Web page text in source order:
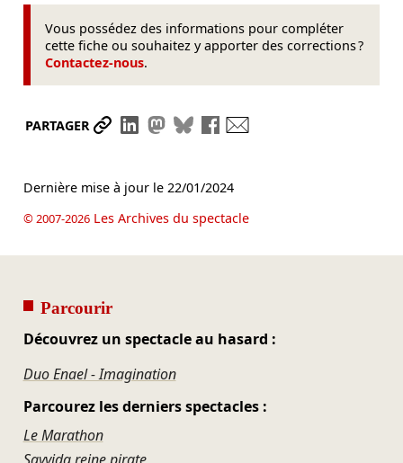
Vous possédez des informations pour compléter
cette fiche ou souhaitez y apporter des corrections ?
Contactez-nous.
PARTAGER Partager le lien
Partager sur LinkedIn
Partager sur Mastodon
Partager sur Bluesky
Partager sur Facebook
Dernière mise à jour le 22/01/2024
© 2007-2026Les Archives du spectacle
Parcourir
Découvrez un spectacle au hasard :
Duo Enael - Imagination
Parcourez les derniers spectacles :
Le Marathon